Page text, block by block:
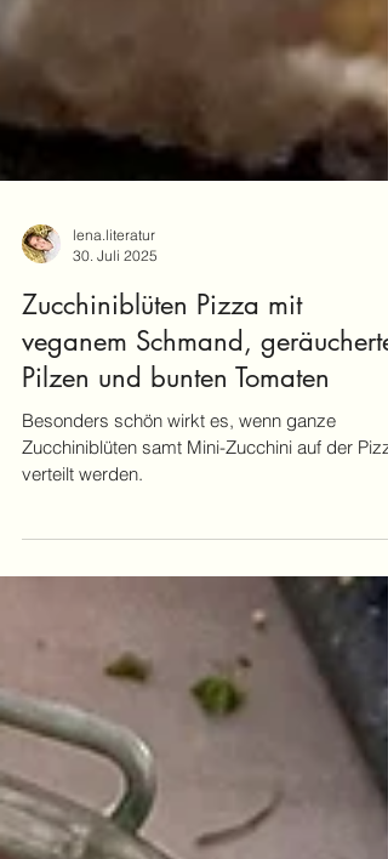
lena.literatur
30. Juli 2025
Zucchiniblüten Pizza mit
veganem Schmand,
Pilzen und bunten Tomaten
verteilt werden.